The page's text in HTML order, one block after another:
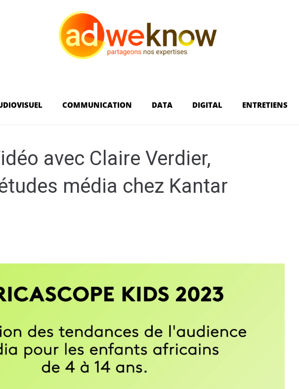
COMMUNICATION DATA DIGITAL ENTRETIENS
avec Claire Verdier,
média chez Kantar